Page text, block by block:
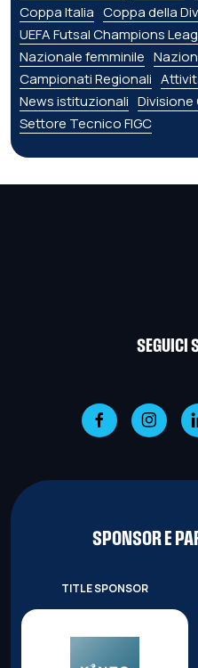
Coppa Italia Coppa della
UEFA Futsal Champions
Nazionale femminile
Campionati Regionali
News istituzionali Divisione
Settore Tecnico FIGC
SEGUICI
SPONSOR E
TITLE SPONSOR